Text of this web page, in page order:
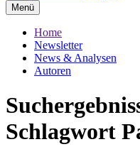
Menü
Home
Newsletter
News & Analysen
Autoren
Schlagwort